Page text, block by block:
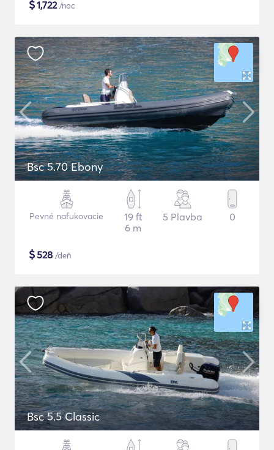
$1,722/noc
Bsc 5.70 Ebony
Pevné nafukovacie
19 ft
6 m
5 Plavba 0
$528 /deň
Bsc 5.5 Classic